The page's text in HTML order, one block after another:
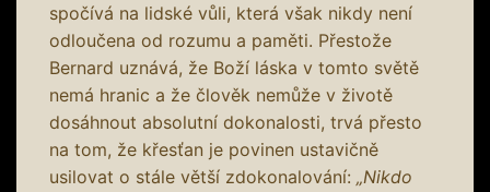
spočívá na lidské vůli, která však nikdy není
odloučena od rozumu a paměti. Přestože
Bernard uznává, že Boží láska v tomto světě
nemá hranic a že člověk nemůže v životě
dosáhnout absolutní dokonalosti, trvá přesto
na tom, že křesťan je povinen ustavičně
usilovat o stále větší zdokonalování: „Nikdo